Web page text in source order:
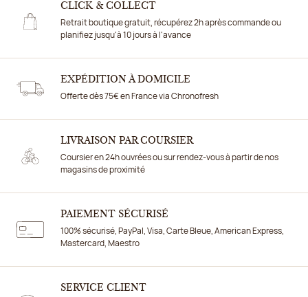
CLICK & COLLECT
Retrait boutique gratuit, récupérez 2h après commande ou
planifiez jusqu'à 10 jours à l'avance
EXPÉDITION À DOMICILE
Offerte dès 75€ en France via Chronofresh
LIVRAISON PAR COURSIER
Coursier en 24h ouvrées ou sur rendez-vous à partir de nos
magasins de proximité
PAIEMENT SÉCURISÉ
100% sécurisé, PayPal, Visa, Carte Bleue, American Express,
Mastercard, Maestro
SERVICE CLIENT